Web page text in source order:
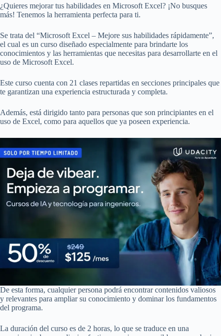
¿Quieres mejorar tus habilidades en Microsoft Excel? ¡No busques
más! Tenemos la herramienta perfecta para ti.
Se trata del “Microsoft Excel – Mejore sus habilidades rápidamente”,
el cual es un curso diseñado especialmente para brindarte los
conocimientos y las herramientas que necesitas para desarrollarte en el
uso de Microsoft Excel.
Este curso cuenta con 21 clases repartidas en secciones principales que
te garantizan una experiencia estructurada y completa.
Además, está dirigido tanto para personas que son principiantes en el
uso de Excel, como para aquellos que ya poseen experiencia.
De esta forma, cualquier persona podrá encontrar contenidos valiosos
y relevantes para ampliar su conocimiento y dominar los fundamentos
del programa.
La duración del curso es de 2 horas, lo que se traduce en una